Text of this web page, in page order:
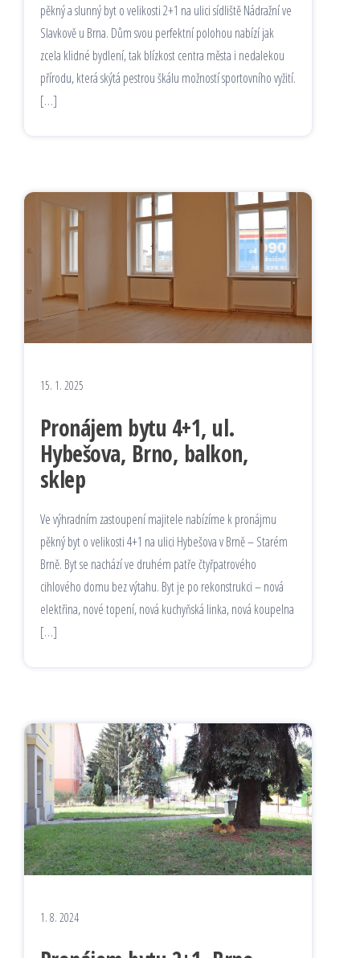
pěkný a slunný byt o velikosti 2+1 na ulici sídliště Nádražní ve
Slavkově u Brna. Dům svou perfektní polohou nabízí jak
zcela klidné bydlení, tak blízkost centra města i nedalekou
přírodu, která skýtá pestrou škálu možností sportovního vyžití.
[…]
15. 1. 2025
Pronájem bytu 4+1, ul.
Hybešova, Brno, balkon,
sklep
Ve výhradním zastoupení majitele nabízíme k pronájmu
pěkný byt o velikosti 4+1 na ulici Hybešova v Brně – Starém
Brně. Byt se nachází ve druhém patře čtyřpatrového
cihlového domu bez výtahu. Byt je po rekonstrukci – nová
elektřina, nové topení, nová kuchyňská linka, nová koupelna
[…]
1. 8. 2024